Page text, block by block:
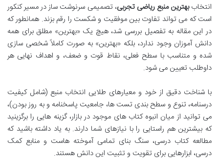
انتخاببهترین منبع ریاضی تجربی، تصمیمی سرنوشت ساز در مسیر کنکور
است که می تواند تفاوت بین موفقیت و شکست را رقم بزند. همانطور که
در این مقاله به تفصیل بررسی شد، هیچ یک «بهترین» مطلق برای همه
دانش آموزان وجود ندارد، بلکه «بهترین» به صورت کاملاً شخصی سازی
شده و متناسب با سطح فعلی، نقاط قوت و ضعف، و اهداف نهایی هر
داوطلب تعیین می شود.
با شناخت دقیق از خود و معیارهای طلایی انتخاب منبع (شامل کیفیت
درسنامه، تنوع و سطح بندی تست ها، جامعیت پاسخنامه و به روز بودن)،
می توانید از میان انبوه کتاب های موجود در بازار، گزینه هایی را برگزینید
که بیشترین هم راستایی را با نیازهای شما دارند. به یاد داشته باشید که
مطالعه کتاب درسی، سنگ بنای تمامی آموخته هاست و منابع کمک
درسی، ابزارهایی برای تقویت و تثبیت این دانش هستند.